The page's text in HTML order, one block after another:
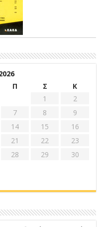
Π Σ
Κ
1
2
7 8
9
14 15
16
21 22
23
28 29
30